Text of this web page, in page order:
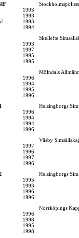
1993
1993
1993
1994
Skellefte
1993
1997
1995
1995
Mölndals
1996
1994
1995
1996
Helsingborgs
1996
1994
1994
1996
Väsby
1997
1996
1997
1996
Helsingborgs
1995
1993
1996
1996
Norrköpings
1996
1998
1995
1998